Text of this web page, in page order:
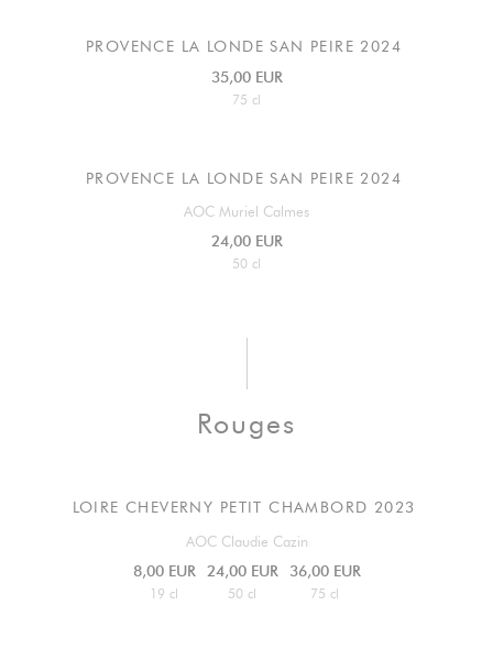
PROVENCE LA LONDE SAN PEIRE 2024
35,00 EUR
75 cl
PROVENCE LA LONDE SAN PEIRE 2024
AOC Muriel Calmes
24,00 EUR
50 cl
Rouges
LOIRE CHEVERNY PETIT CHAMBORD 2023
AOC Claudie Cazin
8,00 EUR
19 cl
24,00 EUR
50 cl
36,00 EUR
75 cl